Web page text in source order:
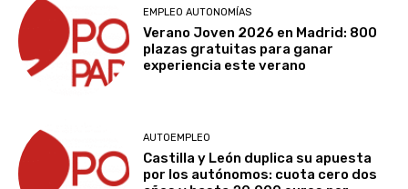
EMPLEO AUTONOMÍAS
Verano Joven 2026 en Madrid: 800
plazas gratuitas para ganar
experiencia este verano
AUTOEMPLEO
Castilla y León duplica su apuesta
por los autónomos: cuota cero dos